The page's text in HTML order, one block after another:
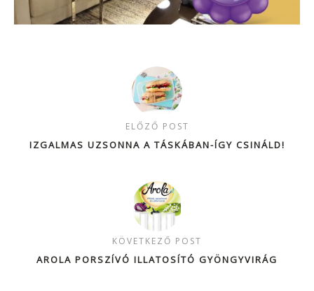
ELŐZŐ POST
IZGALMAS UZSONNA A TÁSKÁBAN-ÍGY CSINÁLD!
KÖVETKEZŐ POST
AROLA PORSZÍVÓ ILLATOSÍTÓ GYÖNGYVIRÁG